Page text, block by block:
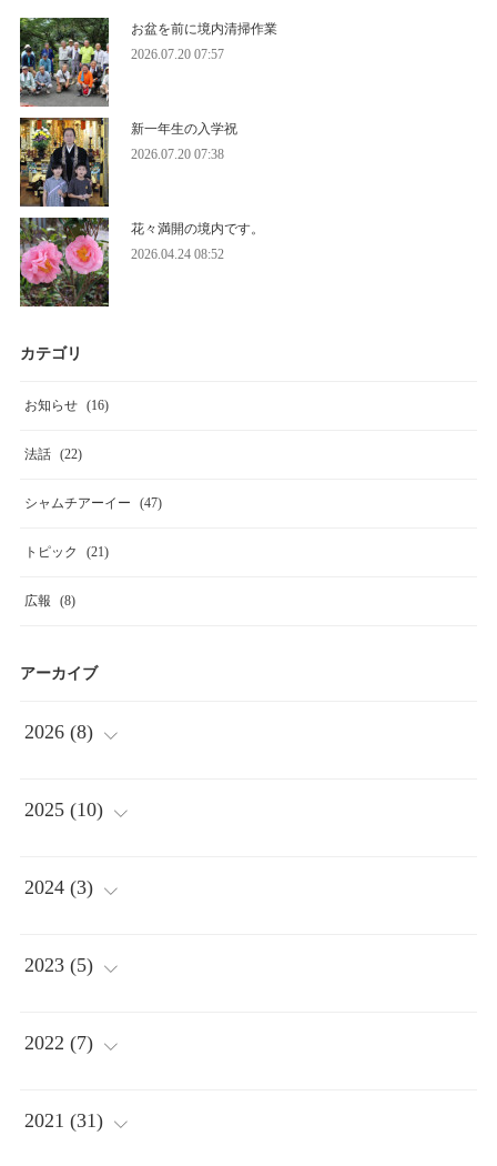
お盆を前に境内清掃作業
2026.07.20 07:57
新一年生の入学祝
2026.07.20 07:38
花々満開の境内です。
2026.04.24 08:52
カテゴリ
お知らせ (16)
法話 (22)
シャムチアーイー (47)
トピック (21)
広報 (8)
アーカイブ
2026 (8)
(2)
2025 (10)
(2)
2024 (3)
(1)
2023 (5)
(1)
2022 (7)
(1)
2021 (31)